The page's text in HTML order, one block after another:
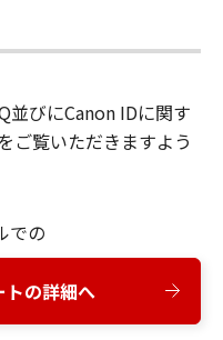
並びにCanon IDに関す
ご覧いただきますよう
での
トの詳細へ